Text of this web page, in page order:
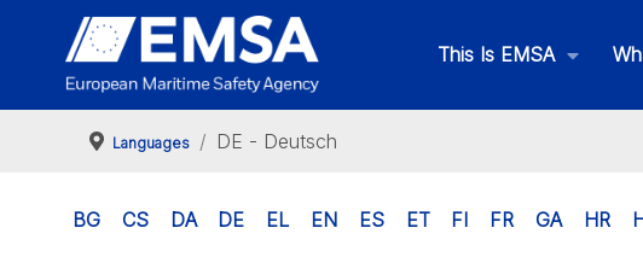
This Is EMSA
Languages DE - Deutsch
BG CS DA DE EL EN ES ET FI FR GA HR